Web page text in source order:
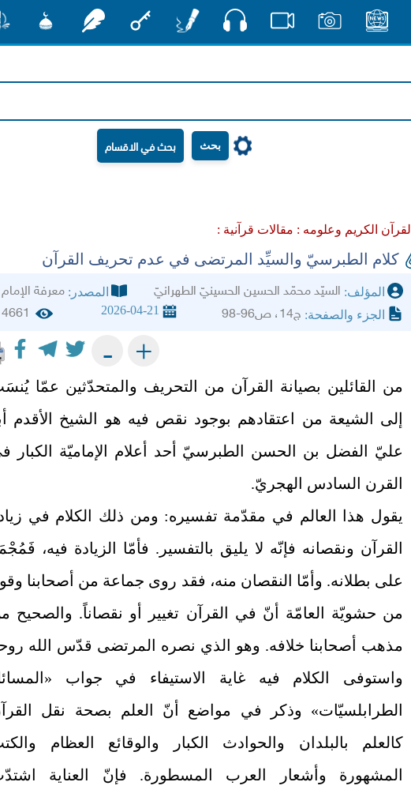
بحث
القرآن الكريم وعلومه : مقالات قرآنية :
كلام الطبرسيّ والسيِّد المرتضى في عدم تحريف القرآن‏
المؤلف: السيّد محمّد الحسين الحسينيّ الطهرانيّ‏ المصدر: معرفة الإمام
الجزء والصفحة: ج14، ص96-98 2026-04-21
4661
+
-
من القائلين بصيانة القرآن من التحريف والمتحدّثين عمّا
إلى الشيعة من اعتقادهم بوجود نقص فيه هو الشيخ الأقدم
عليّ الفضل بن الحسن الطبرسيّ أحد أعلام الإماميّة الكبار
القرن السادس الهجريّ.
يقول هذا العالم في مقدّمة تفسيره: ومن ذلك الكلام في
القرآن ونقصانه فإنّه لا يليق بالتفسير. فأمّا الزيادة فيه،
على بطلانه. وأمّا النقصان منه، فقد روى جماعة من أصحابنا
من حشويّة العامّة أنّ في القرآن تغيير أو نقصاناً. والصحيح
مذهب أصحابنا خلافه. وهو الذي نصره المرتضى قدّس الله
واستوفى الكلام فيه غاية الاستيفاء في جواب
الطرابلسيّات» وذكر في مواضع أنّ العلم بصحة نقل
كالعلم بالبلدان والحوادث الكبار والوقائع العظام
المشهورة وأشعار العرب المسطورة. فإنّ العناية